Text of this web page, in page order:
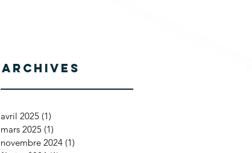
Archives
avril 2025 (1)
mars 2025 (1)
novembre 2024 (1)